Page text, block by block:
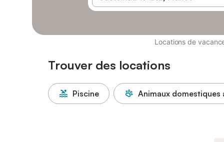
Locations de
Trouver des locations
Piscine Animaux domestiques